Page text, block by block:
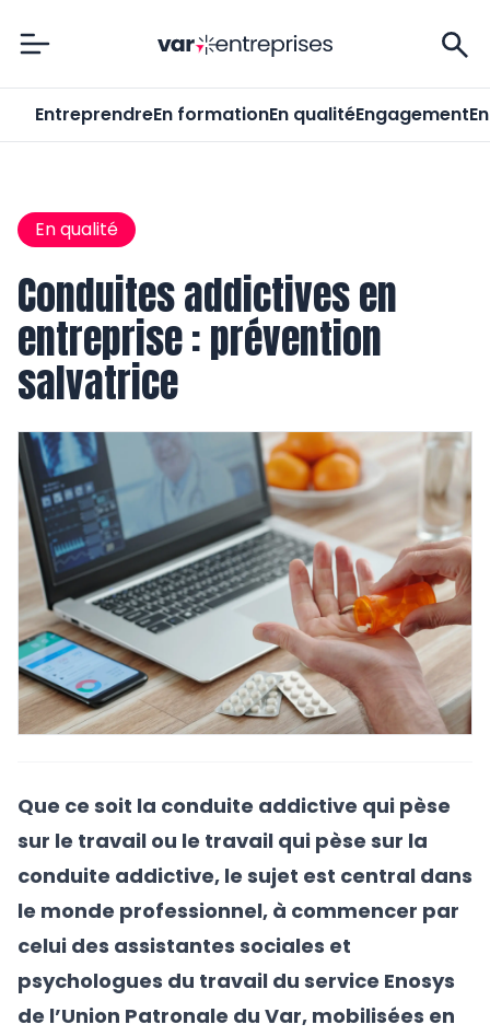
Var-Entreprises
EntreprendreEn formationEn qualitéEngagement
En qualité
Conduites addictives en
entreprise : prévention
salvatrice
Que ce soit la conduite addictive qui pèse
sur le travail ou le travail qui pèse sur la
conduite addictive, le sujet est central dans
le monde professionnel, à commencer par
celui des assistantes sociales et
psychologues du travail du service Enosys
de l’Union Patronale du Var, mobilisées en